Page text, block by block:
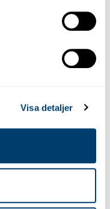
Visa detaljer
hos Marbesol. Se vår
som låter dig
som passar